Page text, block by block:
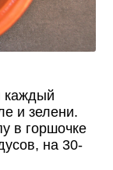
каждый
и зелени.
в горшочке
на 30-